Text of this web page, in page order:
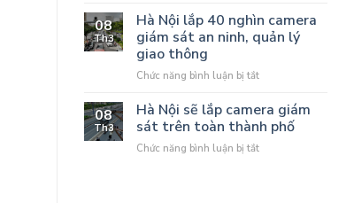
lỗ
hổng
thiết
08
Th3
Hà Nội lắp 40 nghìn camera
giám sát an ninh, quản lý
giao thông
Chức năng bình luận bị tắtở
Nội
lắp
40
nghìn
08
Th3
Hà Nội sẽ lắp camera giám
sát trên toàn thành phố
Chức năng bình luận bị tắtở